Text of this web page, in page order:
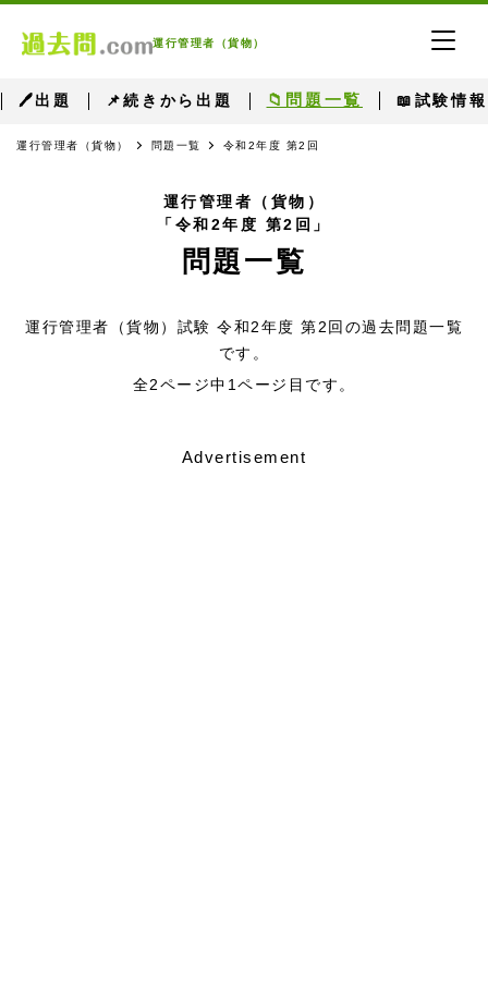
運行管理者（貨物）
🖊出題 📌続きから出題 📁問題一覧 📖試験情報
運行管理者（貨物） 問題一覧 令和2年度 第2回
運行管理者（貨物）
「令和2年度 第2回」
問題一覧
運行管理者（貨物）試験 令和2年度 第2回の過去問題一覧
です。
全2ページ中1ページ目です。
Advertisement